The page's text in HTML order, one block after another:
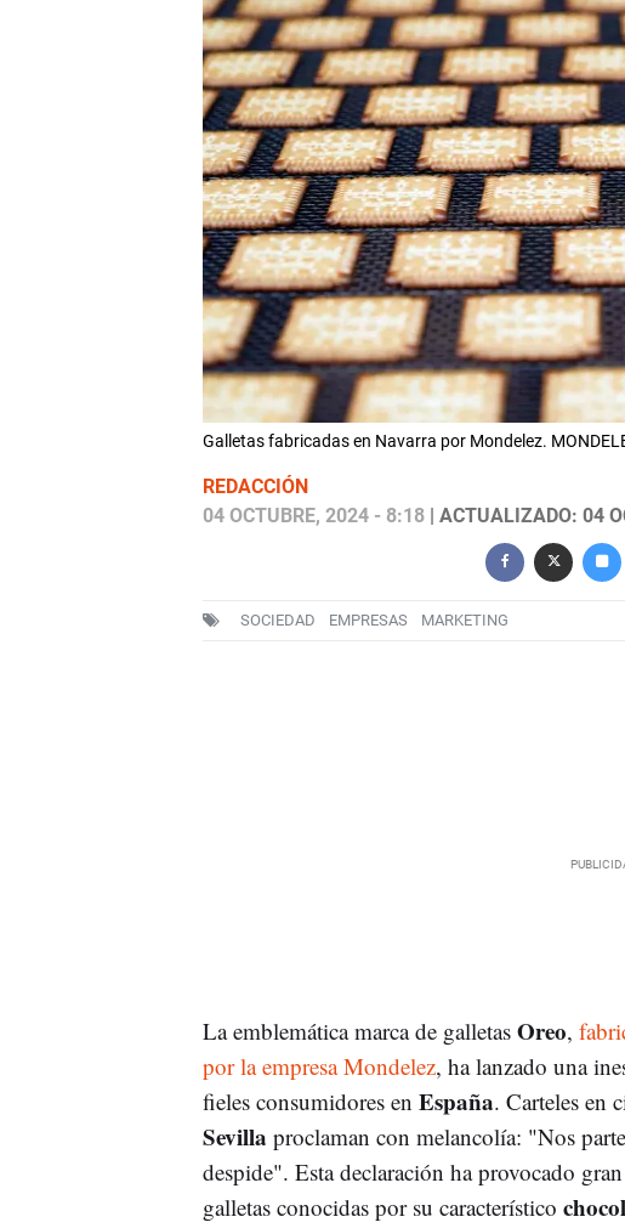
Galletas fabricadas en Navarra por Mondelez.
REDACCIÓN
04 OCTUBRE, 2024 - 8:18| ACTUALIZADO: 04
SOCIEDAD EMPRESAS MARKETING
La emblemática marca de galletas Oreo,
por la empresa Mondelez, ha lanzado una
fieles consumidores en España. Carteles en
Sevilla proclaman con melancolía: "Nos
despide". Esta declaración ha provocado
galletas conocidas por su característico